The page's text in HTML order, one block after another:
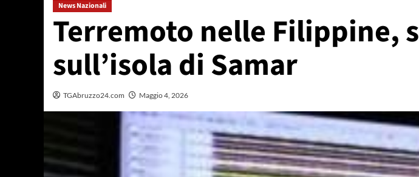
News Nazionali
Terremoto nelle Filippine,
sull’isola di Samar
TGAbruzzo24.com Maggio 4, 2026